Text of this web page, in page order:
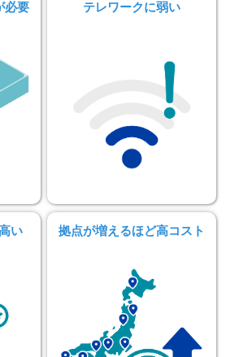
必要 テレワークに弱い
い 拠点が増えるほど高コスト